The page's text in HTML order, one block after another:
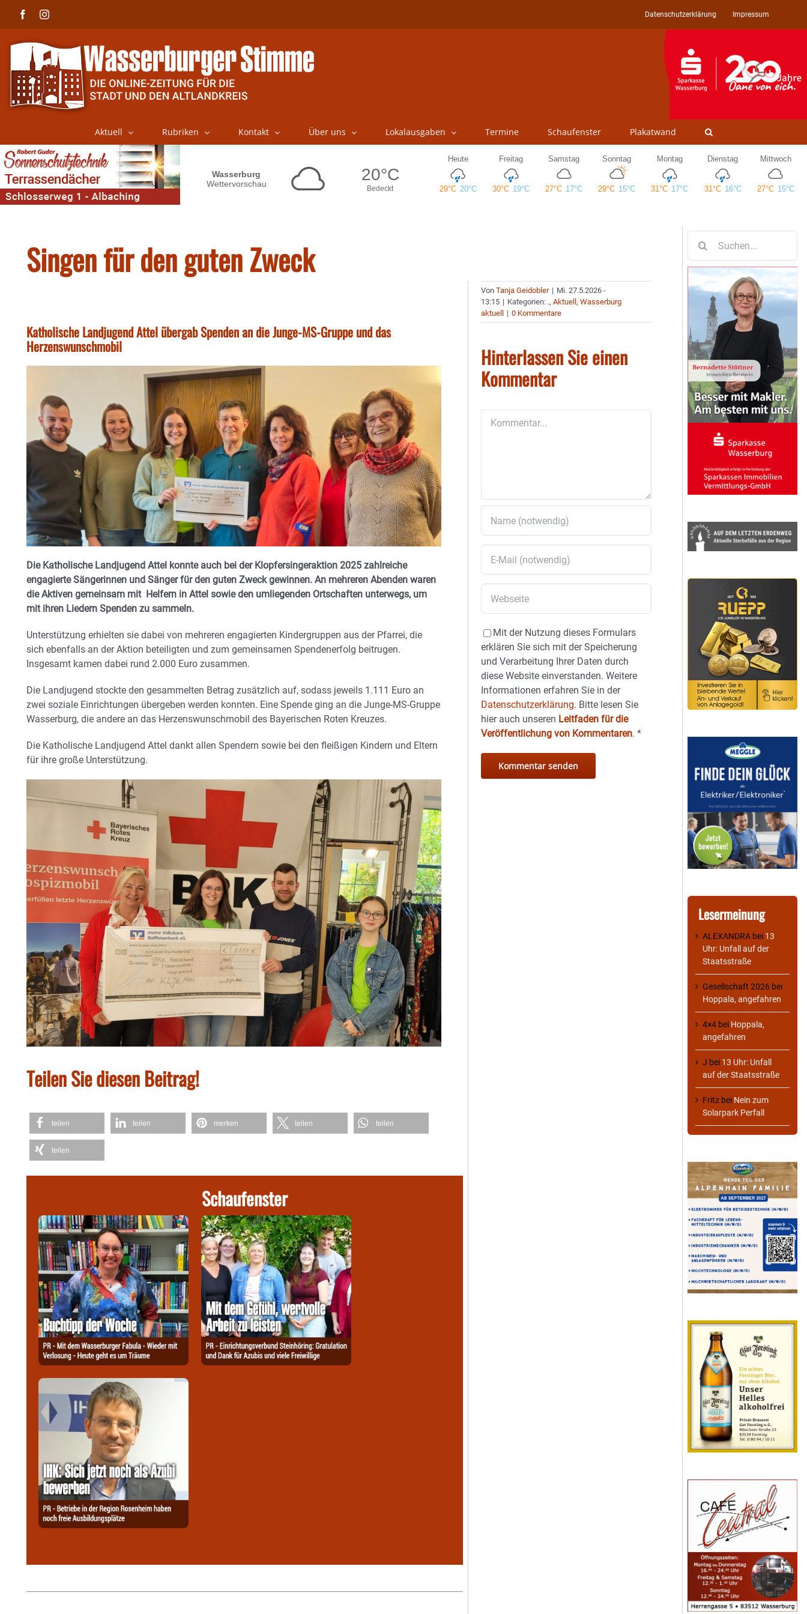
FacebookInstagram Datenschutzerklärung Impressum
Aktuell Rubriken Kontakt Über uns Lokalausgaben Termine Schaufenster Plakatwand
Singen für den guten Zweck
Katholische Landjugend Attel übergab Spenden an die Junge-MS-Gruppe und das
Herzenswunschmobil
Die Katholische Landjugend Attel konnte auch bei der Klopfersingeraktion 2025 zahlreiche
engagierte Sängerinnen und Sänger für den guten Zweck gewinnen. An mehreren Abenden waren
die Aktiven gemeinsam mit Helfern in Attel sowie den umliegenden Ortschaften unterwegs, um
mit ihren Liedern Spenden zu sammeln.
Unterstützung erhielten sie dabei von mehreren engagierten Kindergruppen aus der Pfarrei, die
sich ebenfalls an der Aktion beteiligten und zum gemeinsamen Spendenerfolg beitrugen.
Insgesamt kamen dabei rund 2.000 Euro zusammen.
Die Landjugend stockte den gesammelten Betrag zusätzlich auf, sodass jeweils 1.111 Euro an
zwei soziale Einrichtungen übergeben werden konnten. Eine Spende ging an die Junge-MS-Gruppe
Wasserburg, die andere an das Herzenswunschmobil des Bayerischen Roten Kreuzes.
Die Katholische Landjugend Attel dankt allen Spendern sowie bei den fleißigen Kindern und Eltern
für ihre große Unterstützung.
Teilen Sie diesen Beitrag!
teilen teilen merken teilen teilen
teilen
Schaufenster
VonTanja Geidobler | Mi. 27.5.2026 -
13:15 | Kategorien: .,Aktuell,Wasserburg
aktuell
| 0 Kommentare
Hinterlassen Sie einen
Kommentar
Mit der Nutzung dieses Formulars
erklären Sie sich mit der Speicherung
und Verarbeitung Ihrer Daten durch
diese Website einverstanden. Weitere
Informationen erfahren Sie in der
Datenschutzerklärung. Bitte lesen Sie
hier auch unseren Leitfaden für die
Veröffentlichung von Kommentaren.*
nach:
Lesermeinung
ALEXANDRA bei 13
Uhr: Unfall auf der
Staatsstraße
Gesellschaft 2026 bei
Hoppala, angefahren
4×4 bei Hoppala,
angefahren
J bei 13 Uhr: Unfall
auf der Staatsstraße
Fritz bei Nein zum
Solarpark Perfall